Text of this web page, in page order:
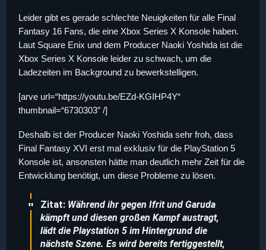
Leider gibt es gerade schlechte Neuigkeiten für alle Final
Fantasy 16 Fans, die eine Xbox Series X Konsole haben.
Laut Square Enix und dem Producer Naoki Yoshida ist die
Xbox Series X Konsole leider zu schwach, um die
Ladezeiten im Background zu bewerkstelligen.
[arve url=“https://youtu.be/EZd-KGIHP4Y“
thumbnail=“6730303″ /]
Deshalb ist der Producer Naoki Yoshida sehr froh, dass
Final Fantasy XVI erst mal exklusiv für die PlayStation 5
Konsole ist, ansonsten hätte man deutlich mehr Zeit für die
Entwicklung benötigt, um diese Probleme zu lösen.
Zitat: Während ihr gegen Ifrit und Garuda
kämpft und diesen großen Kampf austragt,
lädt die Playstation 5 im Hintergrund die
nächste Szene. Es wird bereits fertiggestellt,